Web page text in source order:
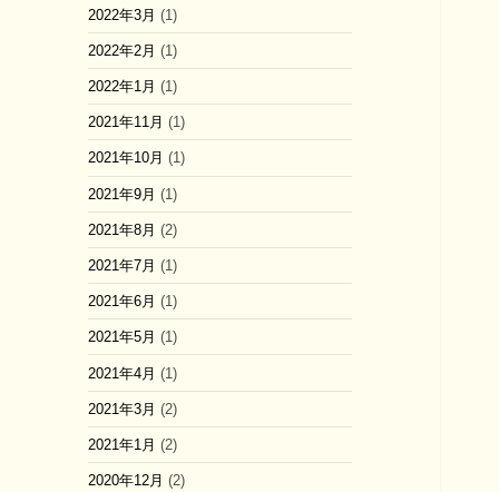
2022年3月 (1)
2022年2月 (1)
2022年1月 (1)
2021年11月 (1)
2021年10月 (1)
2021年9月 (1)
2021年8月 (2)
2021年7月 (1)
2021年6月 (1)
2021年5月 (1)
2021年4月 (1)
2021年3月 (2)
2021年1月 (2)
2020年12月 (2)